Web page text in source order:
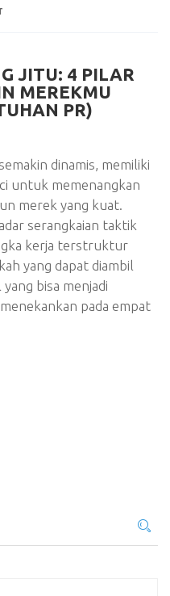
JITU: 4 PILAR
MEREKMU
PR)
dinamis, memiliki
untuk memenangkan
merek yang kuat.
serangkaian taktik
kerja terstruktur
yang dapat diambil
bisa menjadi
pada empat